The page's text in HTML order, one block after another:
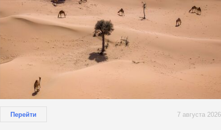
Перейти 7 августа 2026